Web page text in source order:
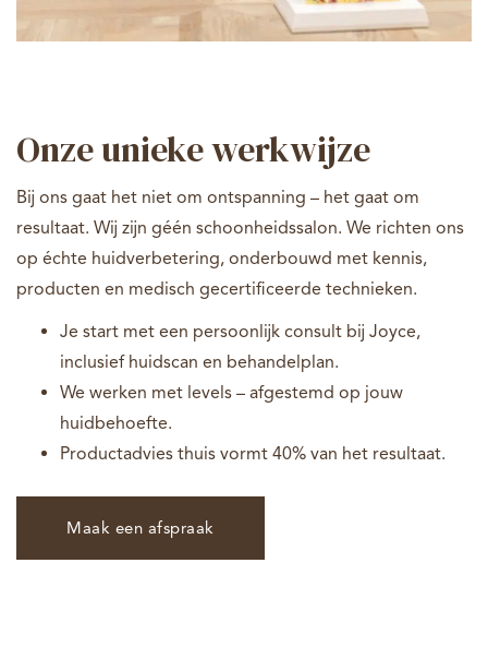
Onze unieke werkwijze
Bij ons gaat het niet om ontspanning – het gaat om
resultaat. Wij zijn géén schoonheidssalon. We richten ons
op échte huidverbetering, onderbouwd met kennis,
producten en medisch gecertificeerde technieken.
Je start met een persoonlijk consult bij Joyce,
inclusief huidscan en behandelplan.
We werken met levels – afgestemd op jouw
huidbehoefte.
Productadvies thuis vormt 40% van het resultaat.
Maak een afspraak